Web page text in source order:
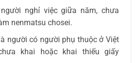
nghỉ việc giữa năm, chưa
nenmatsu chosei.
người có người phụ thuộc ở Việt
khai hoặc khai thiếu giấy